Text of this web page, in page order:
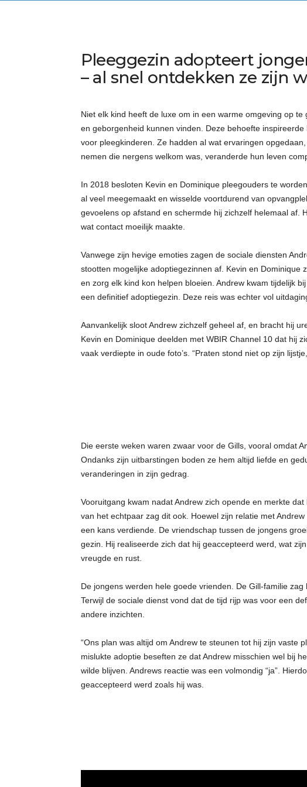
Pleeggezin adopteert
– al snel ontdekken ze zijn
Niet elk kind heeft de luxe om in een warme omgeving op
en geborgenheid kunnen vinden. Deze behoefte
voor pleegkinderen. Ze hadden al wat ervaringen
nemen die nergens welkom was, veranderde hun leven
In 2018 besloten Kevin en Dominique pleegouders te
al veel meegemaakt en wisselde voortdurend van
gevoelens op afstand en schermde hij zichzelf helemaal af.
wat contact moeilijk maakte.
Vanwege zijn hevige emoties zagen de sociale diensten
stootten mogelijke adoptiegezinnen af. Kevin en
en zorg elk kind kon helpen bloeien. Andrew kwam tijdelijk
een definitief adoptiegezin. Deze reis was echter vol
Aanvankelijk sloot Andrew zichzelf geheel af, en bracht hij
Kevin en Dominique deelden met WBIR Channel 10 dat hij
vaak verdiepte in oude foto’s. “Praten stond niet op zijn
Die eerste weken waren zwaar voor de Gills, vooral omdat
Ondanks zijn uitbarstingen boden ze hem altijd liefde en
veranderingen in zijn gedrag.
Vooruitgang kwam nadat Andrew zich opende en merkte
van het echtpaar zag dit ook. Hoewel zijn relatie met
een kans verdiende. De vriendschap tussen de jongens
gezin. Hij realiseerde zich dat hij geaccepteerd werd, wat
vreugde en rust.
De jongens werden hele goede vrienden. De Gill-familie
Terwijl de sociale dienst vond dat de tijd rijp was voor een
andere inzichten.
“Ons plan was altijd om Andrew te steunen tot hij zijn vaste
mislukte adoptie beseften ze dat Andrew misschien wel bij
wilde blijven. Andrews reactie was een volmondig “ja”.
geaccepteerd werd zoals hij was.